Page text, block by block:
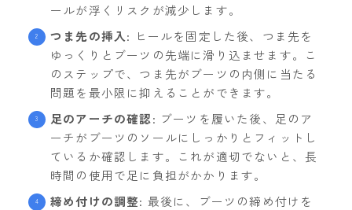
ールが浮くリスクが減少します。
つま先の挿入: ヒールを固定した後、つま先を
ゆっくりとブーツの先端に滑り込ませます。こ
のステップで、つま先がブーツの内側に当たる
問題を最小限に抑えることができます。
足のアーチの確認: ブーツを履いた後、足のア
ーチがブーツのソールにしっかりとフィットし
ているか確認します。これが適切でないと、長
時間の使用で足に負担がかかります。
締め付けの調整: 最後に、ブーツの締め付けを